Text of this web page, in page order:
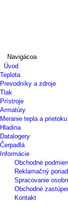
Navigácoa
Úvod
Teplota
Prevodníky a zdroje
Tlak
Prístroje
Armatúry
Meranie tepla a prietoku
Hladina
Datalogery
Čerpadlá
Informácie
Obchodné
Reklamačný
Spracovanie
Obchodné
Kontakt